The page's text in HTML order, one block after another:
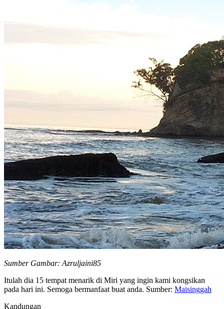
Sumber Gambar: Azruljaini85
Itulah dia 15 tempat menarik di Miri yang ingin kami kongsikan
pada hari ini. Semoga bermanfaat buat anda. Sumber: Maisinggah
Kandungan